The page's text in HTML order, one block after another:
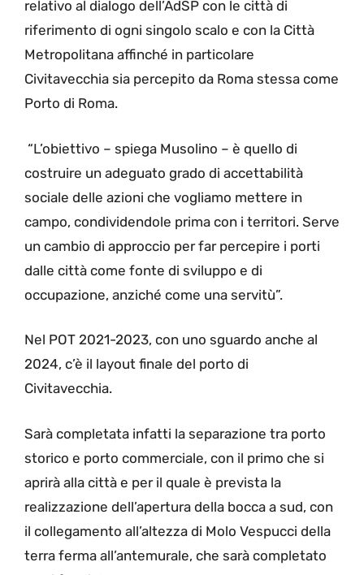
relativo al dialogo dell’AdSP con le città di
riferimento di ogni singolo scalo e con la Città
Metropolitana affinché in particolare
Civitavecchia sia percepito da Roma stessa come
Porto di Roma.
“L’obiettivo – spiega Musolino – è quello di
costruire un adeguato grado di accettabilità
sociale delle azioni che vogliamo mettere in
campo, condividendole prima con i territori. Serve
un cambio di approccio per far percepire i porti
dalle città come fonte di sviluppo e di
occupazione, anziché come una servitù”.
Nel POT 2021-2023, con uno sguardo anche al
2024, c’è il layout finale del porto di
Civitavecchia.
Sarà completata infatti la separazione tra porto
storico e porto commerciale, con il primo che si
aprirà alla città e per il quale è prevista la
realizzazione dell’apertura della bocca a sud, con
il collegamento all’altezza di Molo Vespucci della
terra ferma all’antemurale, che sarà completato